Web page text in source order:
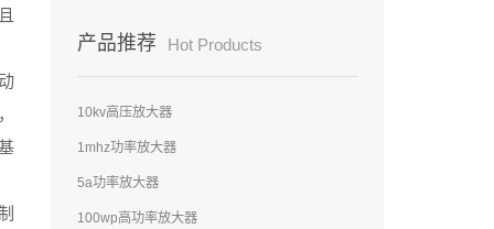
产品推荐 Hot Products
10kv高压放大器
1mhz功率放大器
5a功率放大器
100wp高功率放大器